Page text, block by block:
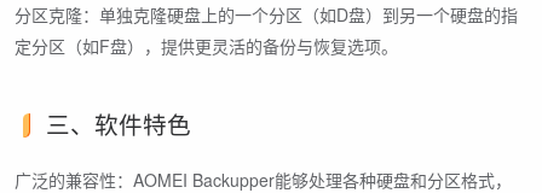
分区克隆：单独克隆硬盘上的一个分区（如D盘）到另一个硬盘的指
定分区（如F盘），提供更灵活的备份与恢复选项。
三、软件特色
广泛的兼容性：AOMEI Backupper能够处理各种硬盘和分区格式，